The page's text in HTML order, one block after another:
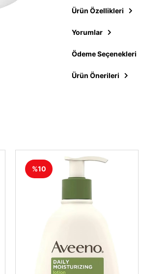
Ürün Özellikleri
Yorumlar
Ödeme Seçenekleri
Ürün Önerileri
%10